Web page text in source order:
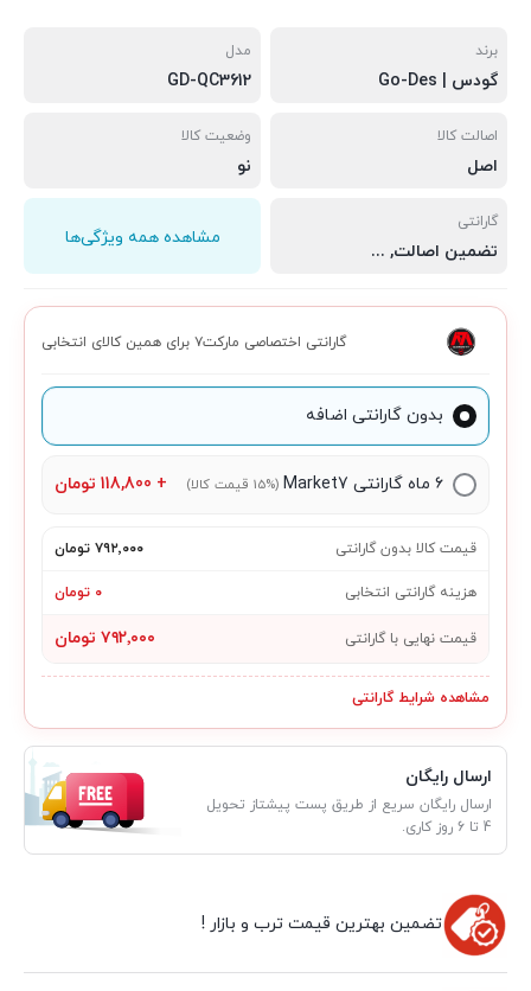
برند
گودس | Go-Des
مدل
GD-QC3612
اصالت کالا
اصل
وضعیت کالا
نو
گارانتی
تضمین اصالت ,
سلامت فیزیکی
مشاهده همه ویژگی‌ها
گارانتی اختصاصی مارکت۷ برای همین کالای انتخابی
بدون گارانتی اضافه
۶ ماه گارانتی Market7 (15% قیمت کالا) +
118,800 تومان
قیمت کالا بدون گارانتی ۷۹۲٬۰۰۰ تومان
هزینه گارانتی انتخابی ۰ تومان
قیمت نهایی با گارانتی ۷۹۲٬۰۰۰ تومان
مشاهده شرایط گارانتی
ارسال رایگان
ارسال رایگان سریع از طریق پست پیشتاز تحویل
4 تا 6 روز کاری.
تضمین بهترین قیمت ترب و بازار !